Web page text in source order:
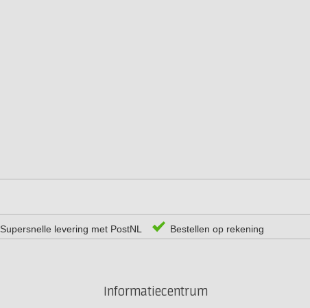
Supersnelle levering met PostNL Bestellen op rekening
Informatiecentrum